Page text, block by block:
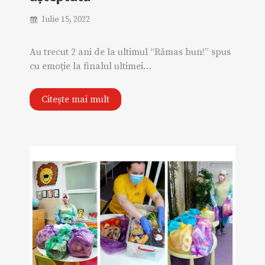
Iulie 15, 2022
Au trecut 2 ani de la ultimul “Rămas bun!” spus
cu emoție la finalul ultimei…
Citește mai mult